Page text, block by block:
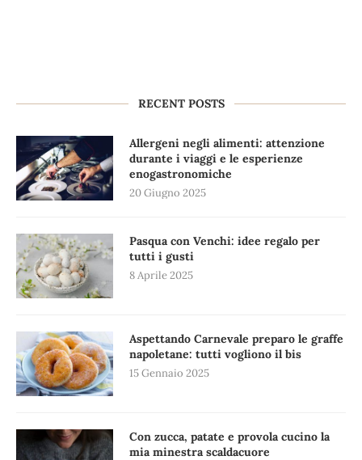
RECENT POSTS
Allergeni negli alimenti: attenzione
durante i viaggi e le esperienze
enogastronomiche
20 Giugno 2025
Pasqua con Venchi: idee regalo per
tutti i gusti
8 Aprile 2025
Aspettando Carnevale preparo le graffe
napoletane: tutti vogliono il bis
15 Gennaio 2025
Con zucca, patate e provola cucino la
mia minestra scaldacuore